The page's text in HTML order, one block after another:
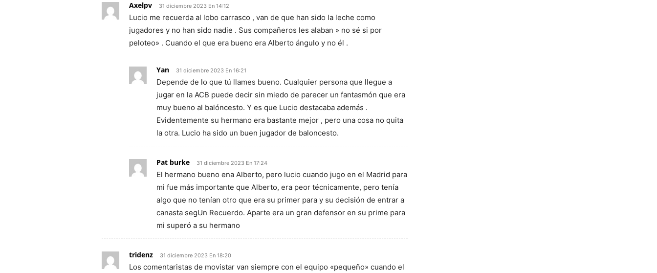
Axelpv 31 diciembre 2023 En 14:12
Lucio me recuerda al lobo carrasco , van de que han sido la leche como
jugadores y no han sido nadie . Sus compañeros les alaban » no sé si por
peloteo» . Cuando el que era bueno era Alberto ángulo y no él .
Yan 31 diciembre 2023 En 16:21
Depende de lo que tú llames bueno. Cualquier persona que llegue a
jugar en la ACB puede decir sin miedo de parecer un fantasmón que era
muy bueno al balóncesto. Y es que Lucio destacaba además .
Evidentemente su hermano era bastante mejor , pero una cosa no quita
la otra. Lucio ha sido un buen jugador de baloncesto.
Pat burke 31 diciembre 2023 En 17:24
El hermano bueno ena Alberto, pero lucio cuando jugo en el Madrid para
mi fue más importante que Alberto, era peor técnicamente, pero tenía
algo que no tenían otro que era su primer para y su decisión de entrar a
canasta segUn Recuerdo. Aparte era un gran defensor en su prime para
mi superó a su hermano
tridenz 31 diciembre 2023 En 18:20
Los comentaristas de movistar van siempre con el equipo «pequeño» cuando el